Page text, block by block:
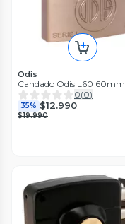
Odis
Candado Odis L60 60mm
0(0)
35% $12.990
$19.990